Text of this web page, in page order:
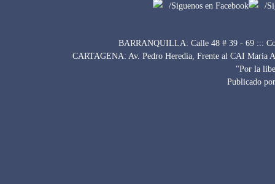
/Siguenos en Facebook /
BARRANQUILLA: Calle 48 # 39 - 69 :::
CARTAGENA: Av. Pedro Heredia, Frente al CAI Maria
"Por la
Publicado